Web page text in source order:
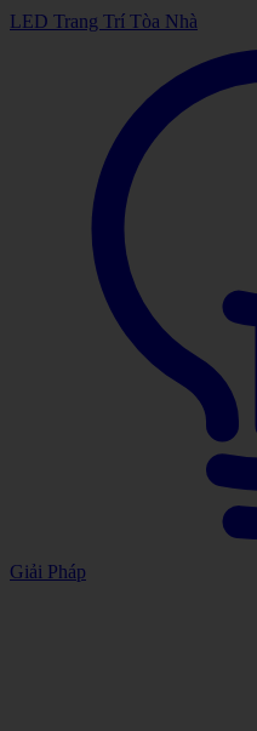
LED Trang Trí Tòa Nhà
Giải Pháp